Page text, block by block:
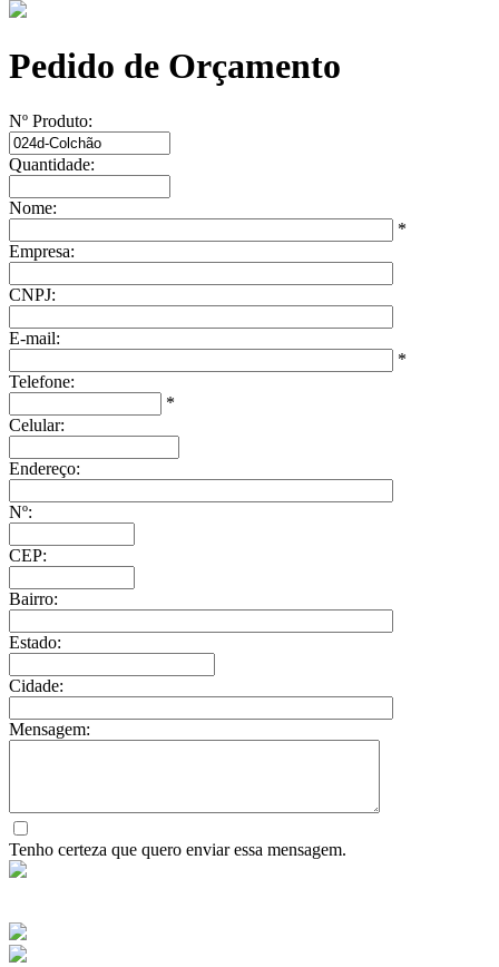
Pedido de Orçamento
Nº Produto:
Quantidade:
Nome:
*
Empresa:
CNPJ:
E-mail:
*
Telefone:
*
Celular:
Endereço:
Nº:
CEP:
Bairro:
Estado:
Cidade:
Mensagem:
Tenho certeza que quero enviar essa mensagem.